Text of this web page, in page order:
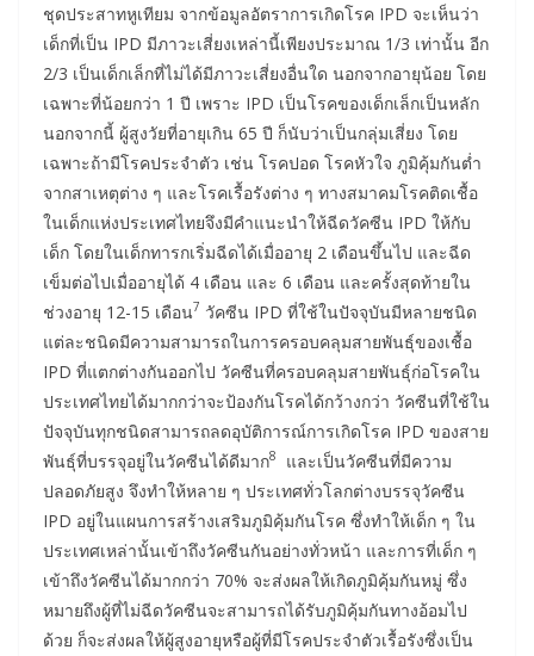
ชุดประสาทหูเทียม จากข้อมูลอัตราการเกิดโรค IPD จะเห็นว่า
เด็กที่เป็น IPD มีภาวะเสี่ยงเหล่านี้เพียงประมาณ 1/3 เท่านั้น อีก
2/3 เป็นเด็กเล็กที่ไม่ได้มีภาวะเสี่ยงอื่นใด นอกจากอายุน้อย โดย
เฉพาะที่น้อยกว่า 1 ปี เพราะ IPD เป็นโรคของเด็กเล็กเป็นหลัก
นอกจากนี้ ผู้สูงวัยที่อายุเกิน 65 ปี ก็นับว่าเป็นกลุ่มเสี่ยง โดย
เฉพาะถ้ามีโรคประจำตัว เช่น โรคปอด โรคหัวใจ ภูมิคุ้มกันต่ำ
จากสาเหตุต่าง ๆ และโรคเรื้อรังต่าง ๆ ทางสมาคมโรคติดเชื้อ
ในเด็กแห่งประเทศไทยจึงมีคำแนะนำให้ฉีดวัคซีน IPD ให้กับ
เด็ก โดยในเด็กทารกเริ่มฉีดได้เมื่ออายุ 2 เดือนขึ้นไป และฉีด
เข็มต่อไปเมื่ออายุได้ 4 เดือน และ 6 เดือน และครั้งสุดท้ายใน
ช่วงอายุ 12-15 เดือน7 วัคซีน IPD ที่ใช้ในปัจจุบันมีหลายชนิด
แต่ละชนิดมีความสามารถในการครอบคลุมสายพันธุ์ของเชื้อ
IPD ที่แตกต่างกันออกไป วัคซีนที่ครอบคลุมสายพันธุ์ก่อโรคใน
ประเทศไทยได้มากกว่าจะป้องกันโรคได้กว้างกว่า วัคซีนที่ใช้ใน
ปัจจุบันทุกชนิดสามารถลดอุบัติการณ์การเกิดโรค IPD ของสาย
พันธุ์ที่บรรจุอยู่ในวัคซีนได้ดีมาก8
และเป็นวัคซีนที่มีความ
ปลอดภัยสูง จึงทำให้หลาย ๆ ประเทศทั่วโลกต่างบรรจุวัคซีน
IPD อยู่ในแผนการสร้างเสริมภูมิคุ้มกันโรค ซึ่งทำให้เด็ก ๆ ใน
ประเทศเหล่านั้นเข้าถึงวัคซีนกันอย่างทั่วหน้า และการที่เด็ก ๆ
เข้าถึงวัคซีนได้มากกว่า 70% จะส่งผลให้เกิดภูมิคุ้มกันหมู่ ซึ่ง
หมายถึงผู้ที่ไม่ฉีดวัคซีนจะสามารถได้รับภูมิคุ้มกันทางอ้อมไป
ด้วย ก็จะส่งผลให้ผู้สูงอายุหรือผู้ที่มีโรคประจำตัวเรื้อรังซึ่งเป็น